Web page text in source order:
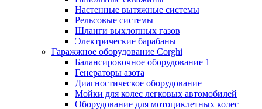
Настенные вытяжные системы
Рельсовые системы
Шланги выхлопных газов
Электрические барабаны
Гаражжное оборудование Corghi
Балансировочное оборудование 1
Генераторы азота
Диагностическое оборудование
Мойки для колес легковых автомобилей
Оборудование для мотоциклетных колес